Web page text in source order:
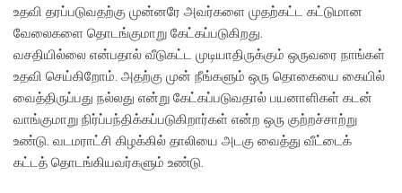
உதவி தரப்படுவதற்கு முன்னரே அவர்களை முதற்கட்ட கட்டுமான
வேலைகளை தொடங்குமாறு கேட்கப்படுகிறது.
வசதியில்லை என்பதால் வீடுகட்ட முடியாதிருக்கும் ஒருவரை நாங்கள்
உதவி செய்கிறோம். அதற்கு முன் நீங்களும் ஒரு தொகையை கையில்
வைத்திருப்பது நல்லது என்று கேட்கப்படுவதால் பயனாளிகள் கடன்
வாங்குமாறு நிர்ப்பந்திக்கப்படுகிறார்கள் என்ற ஒரு குற்றச்சாற்று
உண்டு. வடமராட்சி கிழக்கில் தாலியை அடகு வைத்து வீட்டைக்
கட்டத் தொடங்கியவர்களும் உண்டு.